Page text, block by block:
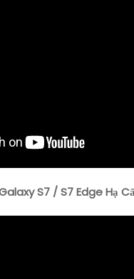
S7 / S7 Edge Hạ